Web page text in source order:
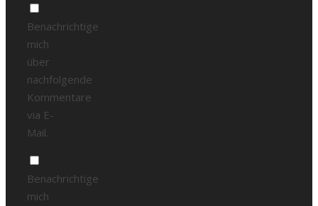
Benachrichtige
mich
über
nachfolgende
Kommentare
via E-
Mail.
Benachrichtige
mich